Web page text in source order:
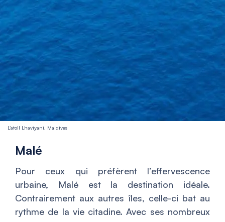
L’atoll Lhaviyani, Maldives
Malé
Pour ceux qui préfèrent l’effervescence
urbaine, Malé est la destination idéale.
Contrairement aux autres îles, celle-ci bat au
rythme de la vie citadine. Avec ses nombreux